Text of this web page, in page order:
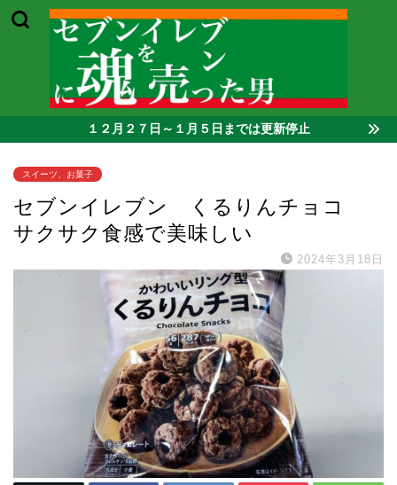
１２月２７日～１月５日までは更新停止
スイーツ、お菓子
セブンイレブン くるりんチョコ
サクサク食感で美味しい
2024年3月18日